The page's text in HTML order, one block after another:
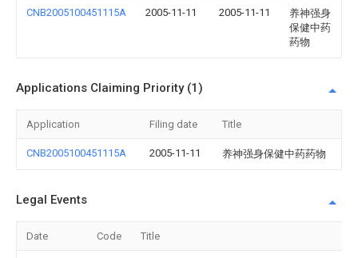
CNB2005100451115A 2005-11-11 2005-11-11
养神强身
保健中药
药物
Applications Claiming Priority (1)
Application Filing date Title
CNB2005100451115A 2005-11-11 养神强身保健中药药物
Legal Events
Date Code Title